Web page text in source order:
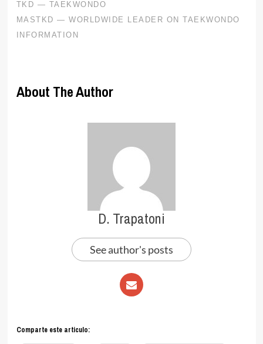
About The Author
D. Trapatoni
See author's posts
Comparte este articulo: